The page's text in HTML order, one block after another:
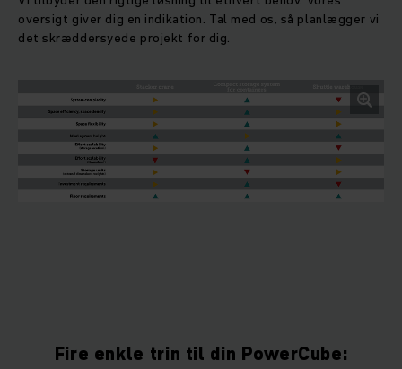
oversigt giver dig en indikation. Tal med os, så planlægger vi
det skræddersyede projekt for dig.
Fire enkle trin til din PowerCube: